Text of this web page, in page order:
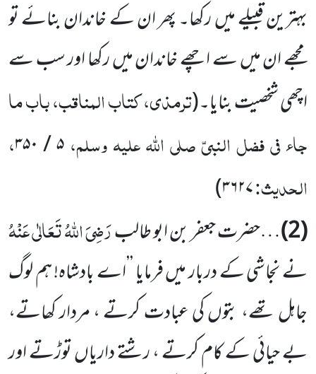
بہترین قبیلے میں رکھا۔ پھر ان کے خاندان بنائے تو
مجھے ان میں سے اچھے خاندان میں رکھا اور سب سے
اچھی شخصیت بنایا۔(ترمذی، کتاب المناقب، باب ما
جاء فی فضل النبیّ صلی اللہ علیہ وسلم،۵ / ۳۵۰
،
الحدیث:۳۶۲۷)
(2) …حضرت جعفر بن ابو طالبرَضِیَ اللہُ تَعَالٰی عَنْہُ
نے نجاشی کے دربار میں فرمایا ’’اے بادشاہ! ہم لوگ
جاہل تھے، بتوں کی عبادت کرتے ، مردار کھاتے،
بے حیائی کے کام کرتے ، رشتے داریاں توڑتے اور